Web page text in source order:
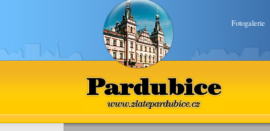
Fotogalerie
Pardubice
www.zlatepardubice.cz